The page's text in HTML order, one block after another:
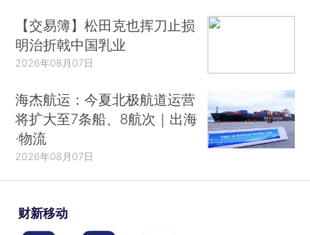
【交易簿】松田克也挥刀止损
明治折戟中国乳业
2026年08月07日
海杰航运：今夏北极航道运营
将扩大至7条船、8航次｜出海
·物流
2026年08月07日
财新移动